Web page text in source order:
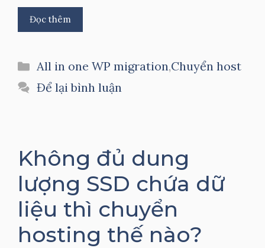
Đọc thêm
Danh
mục
All in one WP migration,Chuyển host
Để lại bình luận
Không đủ dung
lượng SSD chứa dữ
liệu thì chuyển
hosting thế nào?